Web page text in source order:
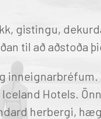
gistingu,
til að aðstoða
Hotels.
herbergi,